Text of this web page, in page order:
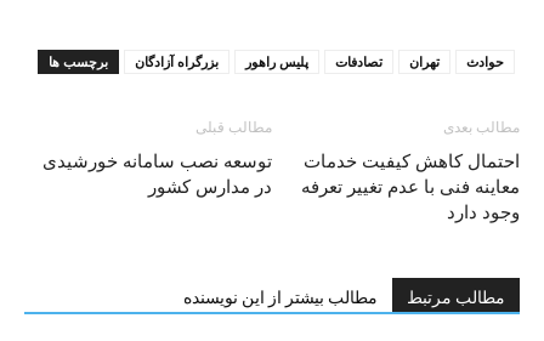
برچسب ها بزرگراه آزادگان پلیس راهور تصادفات تهران حوادث
مطالب قبلی
توسعه نصب سامانه خورشیدی
در مدارس کشور
مطالب بعدی
احتمال کاهش کیفیت خدمات
معاینه فنی با عدم تغییر تعرفه
وجود دارد
مطالب مرتبط مطالب بیشتر از این نویسنده